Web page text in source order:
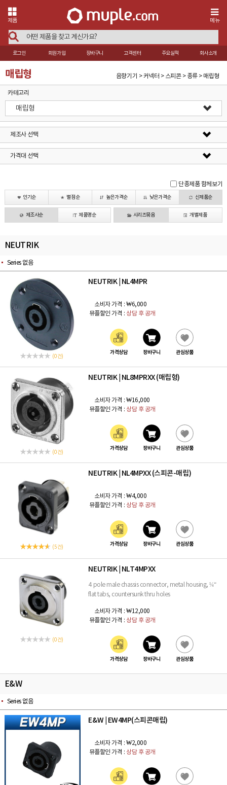
제품 메뉴
로그인 회원가입 장바구니 고객센터 주요실적 회사소개
매립형 음향기기 > 커넥터 > 스피콘 > 종류 > 매립형
카테고리
매립형
제조사 선택
가격대 선택
단종제품 함께보기
인기순 별점순 높은가격순 낮은가격순 신제품순
제조사순 제품명순 시리즈묶음 개별제품
NEUTRIK
Series 없음
(0 건)
NEUTRIK NL4MPR
소비자 가격 : ₩6,000
뮤플할인 가격 : 상담 후 공개
가격상담 장바구니 관심상품
(0 건)
NEUTRIK NL8MPRXX (매립형)
소비자 가격 : ₩16,000
뮤플할인 가격 : 상담 후 공개
가격상담 장바구니 관심상품
(5 건)
NEUTRIK NL4MPXX (스피콘-매립)
소비자 가격 : ₩4,000
뮤플할인 가격 : 상담 후 공개
가격상담 장바구니 관심상품
(0 건)
NEUTRIK NLT4MPXX
4 pole male chassis connector, metal housing, ¼“
flat tabs, countersunk thru holes
소비자 가격 : ₩12,000
뮤플할인 가격 : 상담 후 공개
가격상담 장바구니 관심상품
E&W
Series 없음
E&W EW4MP(스피콘매립)
소비자 가격 : ₩2,000
뮤플할인 가격 : 상담 후 공개